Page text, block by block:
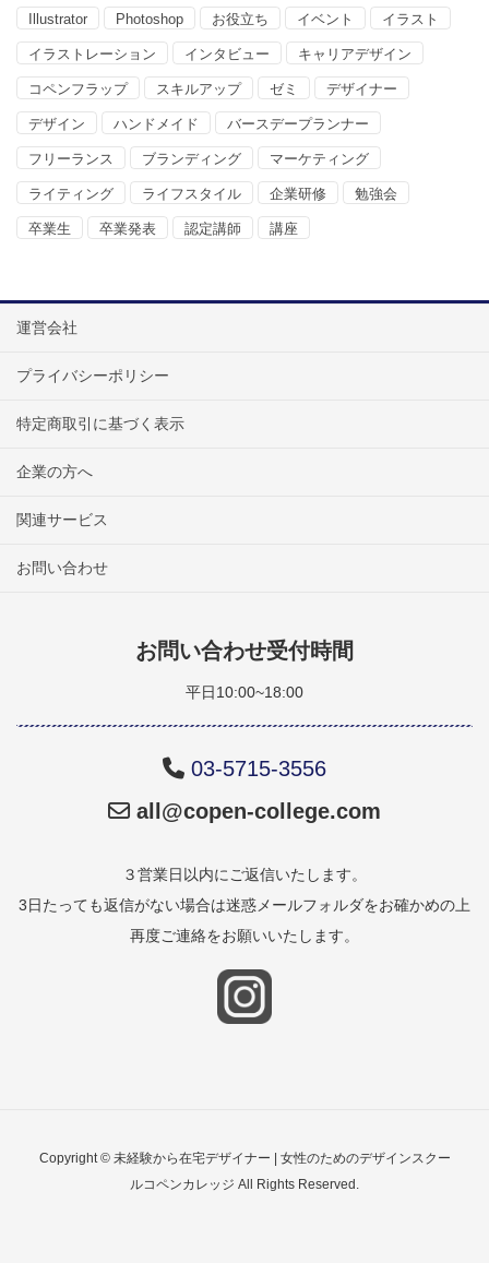
Illustrator Photoshop お役立ち イベント イラスト
イラストレーション インタビュー キャリアデザイン
コペンフラップ スキルアップ ゼミ デザイナー
デザイン ハンドメイド バースデープランナー
フリーランス ブランディング マーケティング
ライティング ライフスタイル 企業研修 勉強会
卒業生 卒業発表 認定講師 講座
運営会社
プライバシーポリシー
特定商取引に基づく表示
企業の方へ
関連サービス
お問い合わせ
お問い合わせ受付時間
平日10:00~18:00
03-5715-3556
all@copen-college.com
３営業日以内にご返信いたします。
3日たっても返信がない場合は迷惑メールフォルダをお確かめの上
再度ご連絡をお願いいたします。
Copyright © 未経験から在宅デザイナー | 女性のためのデザインスクー
ルコペンカレッジ All Rights Reserved.